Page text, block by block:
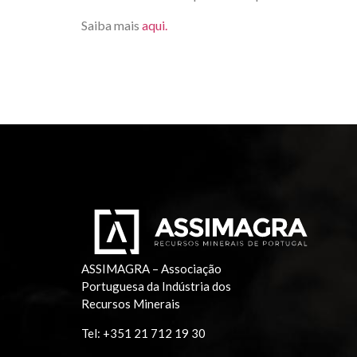
Saiba mais aqui.
ASSIMAGRA – Associação
Portuguesa da Indústria dos
Recursos Minerais
Tel: +351 21 712 19 30